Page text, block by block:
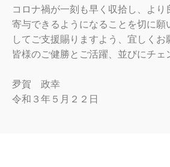
コロナ禍が一刻も早く収拾し、よ
寄与できるようになることを切に
してご支援賜りますよう、宜しくお
皆様のご健勝とご活躍、並びにチェ
夛賀 政幸
令和３年５月２２日